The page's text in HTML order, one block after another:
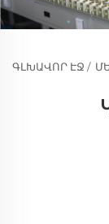
ԳԼԽԱՎՈՐ ԷՋ /